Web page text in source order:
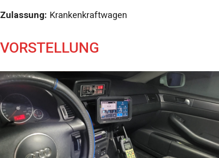
Zulassung: Krankenkraftwagen
VORSTELLUNG